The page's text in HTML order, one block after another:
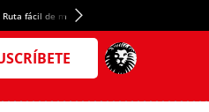
Ruta fácil de montaña